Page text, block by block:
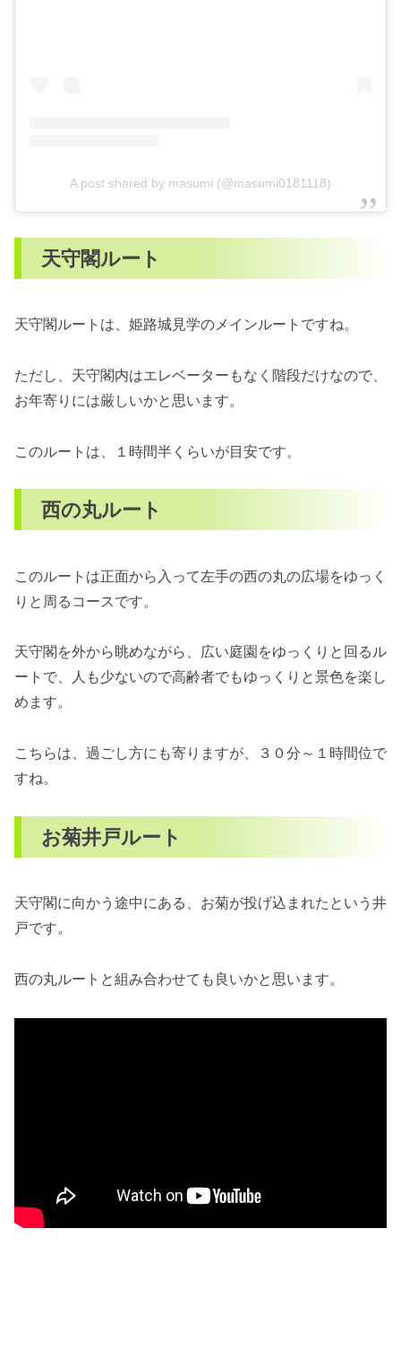
A post shared by masumi (@masumi0181118)
天守閣ルート
天守閣ルートは、姫路城見学のメインルートですね。
ただし、天守閣内はエレベーターもなく階段だけなので、
お年寄りには厳しいかと思います。
このルートは、１時間半くらいが目安です。
西の丸ルート
このルートは正面から入って左手の西の丸の広場をゆっく
りと周るコースです。
天守閣を外から眺めながら、広い庭園をゆっくりと回るル
ートで、人も少ないので高齢者でもゆっくりと景色を楽し
めます。
こちらは、過ごし方にも寄りますが、３０分～１時間位で
すね。
お菊井戸ルート
天守閣に向かう途中にある、お菊が投げ込まれたという井
戸です。
西の丸ルートと組み合わせても良いかと思います。